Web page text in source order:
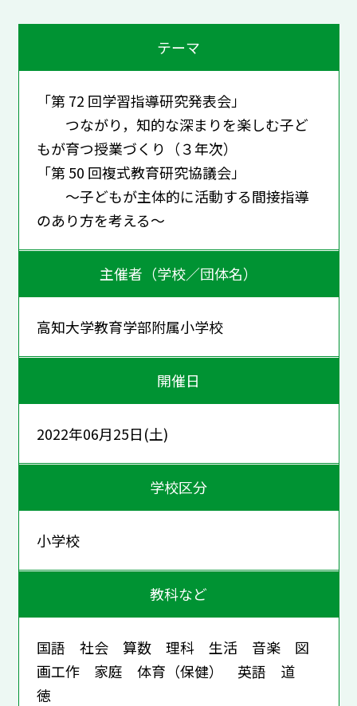
テーマ
「第 72 回学習指導研究発表会」
つながり，知的な深まりを楽しむ子ど
もが育つ授業づくり（３年次）
「第 50 回複式教育研究協議会」
～子どもが主体的に活動する間接指導
のあり方を考える～
主催者（学校／団体名）
高知大学教育学部附属小学校
開催日
2022年06月25日(土)
学校区分
小学校
教科など
国語 社会 算数 理科 生活 音楽 図
画工作 家庭 体育（保健） 英語 道
徳